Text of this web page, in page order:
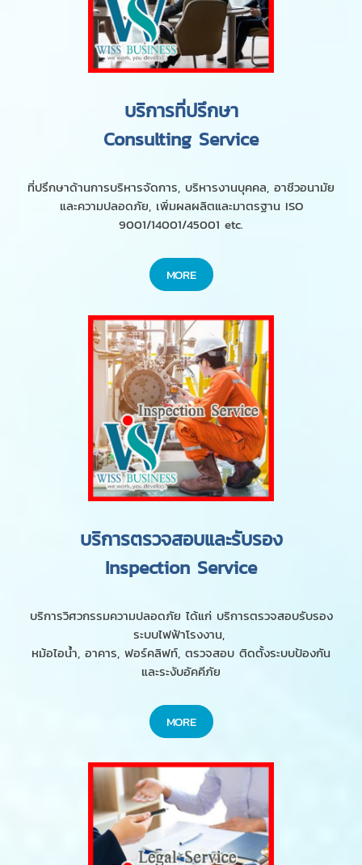
บริการที่ปรึกษา
Consulting Service
ที่ปรึกษาด้านการบริหารจัดการ, บริหารงานบุคคล, อาชีวอนามัย
และความปลอดภัย, เพิ่มผลผลิตและมาตรฐาน ISO
9001/14001/45001 etc.
MORE
บริการตรวจสอบและรับรอง
Inspection Service
บริการวิศวกรรมความปลอดภัย ได้แก่ บริการตรวจสอบรับรอง
ระบบไฟฟ้าโรงงาน,
หม้อไอน้ำ, อาคาร, ฟอร์คลิฟท์, ตรวจสอบ ติดตั้งระบบป้องกัน
และระงับอัคคีภัย
MORE